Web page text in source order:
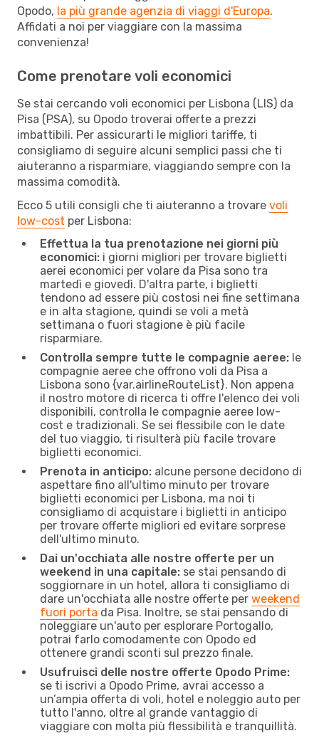
Opodo, la più grande agenzia di viaggi d'Europa.
Affidati a noi per viaggiare con la massima
convenienza!
Come prenotare voli economici
Se stai cercando voli economici per Lisbona (LIS) da
Pisa (PSA), su Opodo troverai offerte a prezzi
imbattibili. Per assicurarti le migliori tariffe, ti
consigliamo di seguire alcuni semplici passi che ti
aiuteranno a risparmiare, viaggiando sempre con la
massima comodità.
Ecco 5 utili consigli che ti aiuteranno a trovare voli
low-cost per Lisbona:
Effettua la tua prenotazione nei giorni più
economici: i giorni migliori per trovare biglietti
aerei economici per volare da Pisa sono tra
martedì e giovedì. D'altra parte, i biglietti
tendono ad essere più costosi nei fine settimana
e in alta stagione, quindi se voli a metà
settimana o fuori stagione è più facile
risparmiare.
Controlla sempre tutte le compagnie aeree: le
compagnie aeree che offrono voli da Pisa a
Lisbona sono {​var.airlineRouteList}. Non appena
il nostro motore di ricerca ti offre l'elenco dei voli
disponibili, controlla le compagnie aeree low-
cost e tradizionali. Se sei flessibile con le date
del tuo viaggio, ti risulterà più facile trovare
biglietti economici.
Prenota in anticipo: alcune persone decidono di
aspettare fino all'ultimo minuto per trovare
biglietti economici per Lisbona, ma noi ti
consigliamo di acquistare i biglietti in anticipo
per trovare offerte migliori ed evitare sorprese
dell'ultimo minuto.
Dai un'occhiata alle nostre offerte per un
weekend in una capitale: se stai pensando di
soggiornare in un hotel, allora ti consigliamo di
dare un'occhiata alle nostre offerte per weekend
fuori porta da Pisa. Inoltre, se stai pensando di
noleggiare un'auto per esplorare Portogallo,
potrai farlo comodamente con Opodo ed
ottenere grandi sconti sul prezzo finale.
Usufruisci delle nostre offerte Opodo Prime:
se ti iscrivi a Opodo Prime, avrai accesso a
un’ampia offerta di voli, hotel e noleggio auto per
tutto l'anno, oltre al grande vantaggio di
viaggiare con molta più flessibilità e tranquillità.